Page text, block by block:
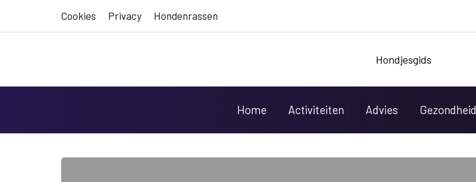
Cookies Privacy Hondenrassen
Hondjesgids
Home Activiteiten Advies Gezondheid